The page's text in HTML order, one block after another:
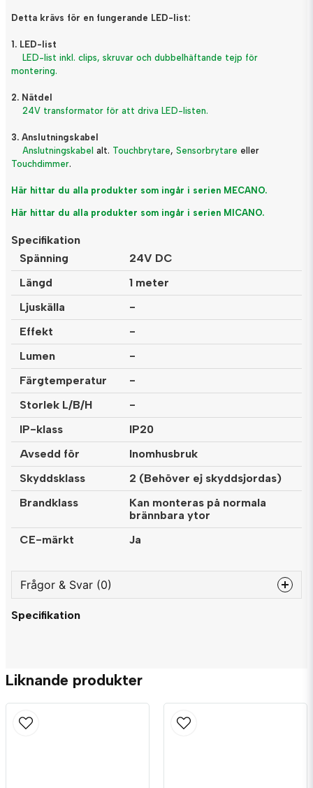
Detta krävs för en fungerande LED-list:
1. LED-list
LED-list inkl. clips, skruvar och dubbelhäftande tejp för
montering.
2. Nätdel
24V transformator för att driva LED-listen.
3. Anslutningskabel
Anslutningskabel alt. Touchbrytare, Sensorbrytare eller
Touchdimmer.
Här hittar du alla produkter som ingår i serien MECANO.
Här hittar du alla produkter som ingår i serien MICANO.
Specifikation
Spänning
24V DC
Längd
1 meter
Ljuskälla
-
Effekt
-
Lumen
-
Färgtemperatur
-
Storlek L/B/H
-
IP-klass
IP20
Avsedd för
Inomhusbruk
Skyddsklass
2 (Behöver ej skyddsjordas)
Brandklass
Kan monteras på normala
brännbara ytor
CE-märkt
Ja
Frågor & Svar (0)
question
Namn
Specifikation
Liknande produkter